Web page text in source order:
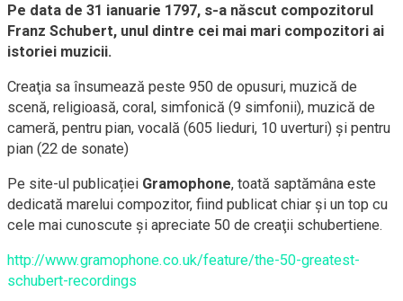
Pe data de 31 ianuarie 1797, s-a născut compozitorul
Franz Schubert, unul dintre cei mai mari compozitori ai
istoriei muzicii.
Creaţia sa însumează peste 950 de opusuri, muzică de
scenă, religioasă, coral, simfonică (9 simfonii), muzică de
cameră, pentru pian, vocală (605 lieduri, 10 uverturi) şi pentru
pian (22 de sonate)
Pe site-ul publicației Gramophone, toată saptămâna este
dedicată marelui compozitor, fiind publicat chiar şi un top cu
cele mai cunoscute şi apreciate 50 de creaţii schubertiene.
http://www.gramophone.co.uk/feature/the-50-greatest-
schubert-recordings